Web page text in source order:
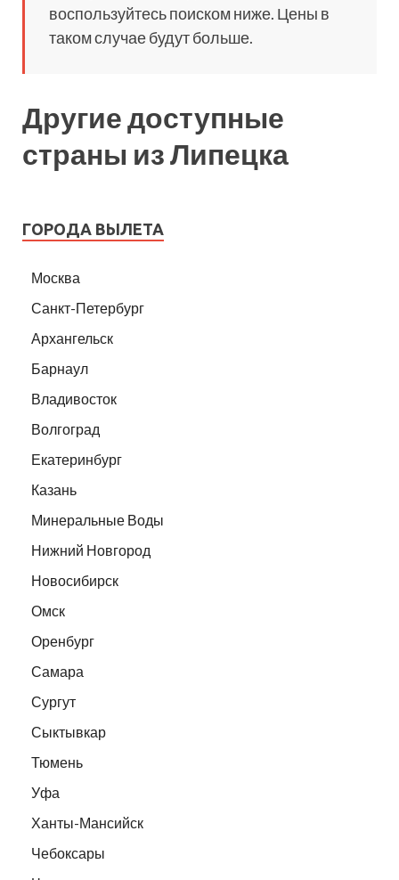
воспользуйтесь поиском ниже. Цены в
таком случае будут больше.
Другие доступные
страны из Липецка
ГОРОДА ВЫЛЕТА
Москва
Санкт-Петербург
Архангельск
Барнаул
Владивосток
Волгоград
Екатеринбург
Казань
Минеральные Воды
Нижний Новгород
Новосибирск
Омск
Оренбург
Самара
Сургут
Сыктывкар
Тюмень
Уфа
Ханты-Мансийск
Чебоксары